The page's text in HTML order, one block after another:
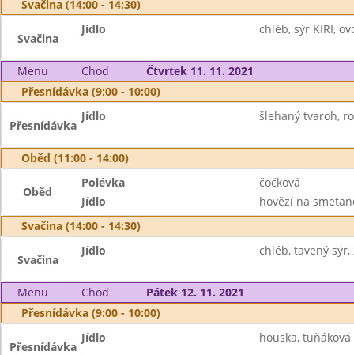
Svačina (14:00 - 14:30)
Svačina
Jídlo chléb, sýr KIRI,
Menu Chod
Čtvrtek 11. 11. 2021
Přesnídávka (9:00 - 10:00)
Přesnídávka
Jídlo šlehaný tvaroh,
Oběd (11:00 - 14:00)
Oběd
Polévka
čočková
Jídlo
hovězí na
Svačina (14:00 - 14:30)
Svačina
Jídlo chléb, tavený
Menu Chod
Pátek 12. 11. 2021
Přesnídávka (9:00 - 10:00)
Přesnídávka
Jídlo houska,